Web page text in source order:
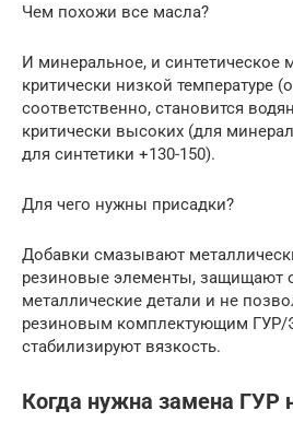
Чем похожи все масла?
И минеральное, и синтетическое
критически низкой температуре
соответственно, становится
критически высоких (для
для синтетики +130-150).
Для чего нужны присадки?
Добавки смазывают
резиновые элементы, защищают
металлические детали и не
резиновым комплектующим ГУР/
стабилизируют вязкость.
Когда нужна замена ГУР